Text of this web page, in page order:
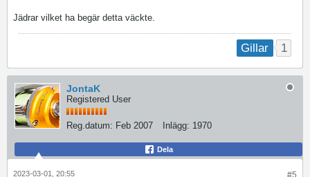
Jädrar vilket ha begär detta väckte.
Gillar 1
JontaK
Registered User
Reg.datum: Feb 2007 Inlägg: 1970
Dela
#5
2023-03-01, 20:55